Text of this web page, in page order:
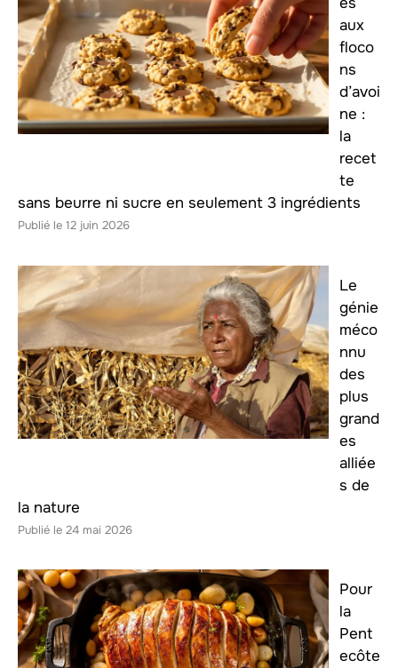
aux
floco
ns
d’avoi
ne :
la
recet
te
sans beurre ni sucre en seulement 3 ingrédients
12 juin 2026
Le
génie
méco
nnu
des
plus
grand
es
alliée
s de
la nature
24 mai 2026
Pour
la
Pent
ecôte